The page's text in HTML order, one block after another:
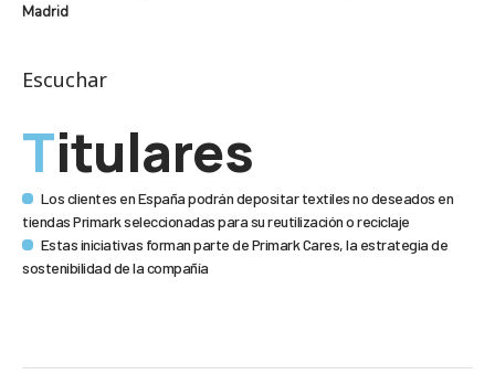
Madrid
Escuchar
Titulares
Los clientes en España podrán depositar textiles no deseados en
tiendas Primark seleccionadas para su reutilización o reciclaje
Estas iniciativas forman parte de Primark Cares, la estrategia de
sostenibilidad de la compañía